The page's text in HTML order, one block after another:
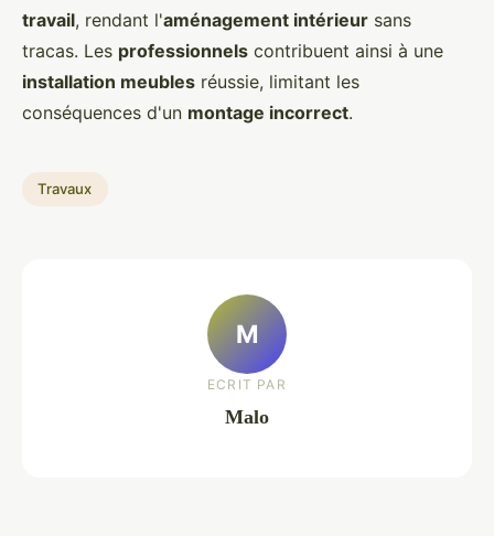
travail, rendant l'aménagement intérieur sans
tracas. Les professionnels contribuent ainsi à une
installation meubles réussie, limitant les
conséquences d'un montage incorrect.
Travaux
M
ECRIT PAR
Malo